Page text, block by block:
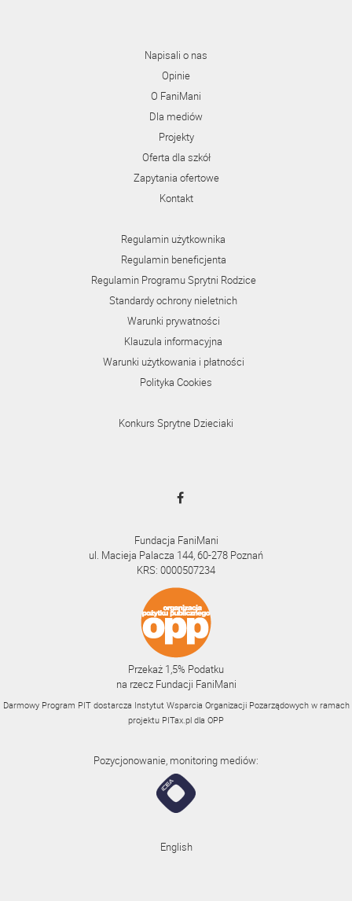
Napisali o nas
Opinie
O FaniMani
Dla mediów
Projekty
Oferta dla szkół
Zapytania ofertowe
Kontakt
Regulamin użytkownika
Regulamin beneficjenta
Regulamin Programu Sprytni Rodzice
Standardy ochrony nieletnich
Warunki prywatności
Klauzula informacyjna
Warunki użytkowania i płatności
Polityka Cookies
Konkurs Sprytne Dzieciaki
Fundacja FaniMani
ul. Macieja Palacza 144, 60-278 Poznań
KRS: 0000507234
Przekaż 1,5% Podatku
na rzecz Fundacji FaniMani
Darmowy Program PIT dostarcza Instytut Wsparcia Organizacji Pozarządowych w ramach
projektu PITax.pl dla OPP
Pozycjonowanie, monitoring mediów:
English